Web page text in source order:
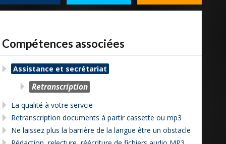
Compétences associées
Assistance et secrétariat
Retranscription
La qualité à votre servcie
Retranscription documents à partir cassette ou mp3
Ne laissez plus la barrière de la langue être un obstacle